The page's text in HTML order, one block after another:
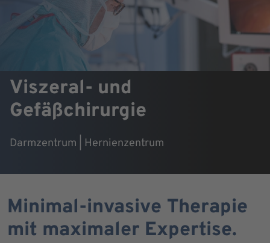
Viszeral- und
Gefäßchirurgie
Darmzentrum | Hernienzentrum
Minimal-invasive Therapie
mit maximaler Expertise.